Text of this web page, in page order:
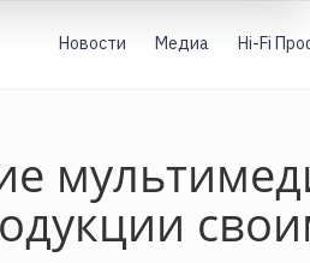
Новости Медиа Hi-Fi